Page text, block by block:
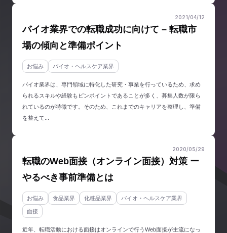
2021/04/12
バイオ業界での転職成功に向けて – 転職市
場の傾向と準備ポイント
お悩み バイオ・ヘルスケア業界
バイオ業界は、専門領域に特化した研究・事業を行っているため、求め
られるスキルや経験もピンポイントであることが多く、募集人数が限ら
れているのが特徴です。そのため、これまでのキャリアを整理し、準備
を整えて...
2020/05/29
転職のWeb面接（オンライン面接）対策 ー
やるべき事前準備とは
お悩み 食品業界 化粧品業界 バイオ・ヘルスケア業界
面接
近年、転職活動における面接はオンラインで行うWeb面接が主流になっ